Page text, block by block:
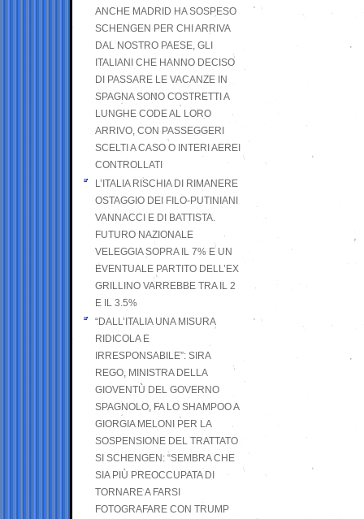
ANCHE MADRID HA SOSPESO
SCHENGEN PER CHI ARRIVA
DAL NOSTRO PAESE, GLI
ITALIANI CHE HANNO DECISO
DI PASSARE LE VACANZE IN
SPAGNA SONO COSTRETTI A
LUNGHE CODE AL LORO
ARRIVO, CON PASSEGGERI
SCELTI A CASO O INTERI AEREI
CONTROLLATI
L’ITALIA RISCHIA DI RIMANERE
OSTAGGIO DEI FILO-PUTINIANI
VANNACCI E DI BATTISTA.
FUTURO NAZIONALE
VELEGGIA SOPRA IL 7% E UN
EVENTUALE PARTITO DELL’EX
GRILLINO VARREBBE TRA IL 2
E IL 3.5%
“DALL’ITALIA UNA MISURA
RIDICOLA E
IRRESPONSABILE”: SIRA
REGO, MINISTRA DELLA
GIOVENTÙ DEL GOVERNO
SPAGNOLO, FA LO SHAMPOO A
GIORGIA MELONI PER LA
SOSPENSIONE DEL TRATTATO
SI SCHENGEN: “SEMBRA CHE
SIA PIÙ PREOCCUPATA DI
TORNARE A FARSI
FOTOGRAFARE CON TRUMP